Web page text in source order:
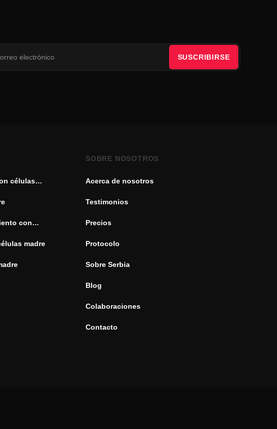
SUSCRIBIRSE
células
con
madre
SOBRE NOSOTROS
Acerca de nosotros
Testimonios
Precios
Protocolo
Sobre Serbia
Blog
Colaboraciones
Contacto